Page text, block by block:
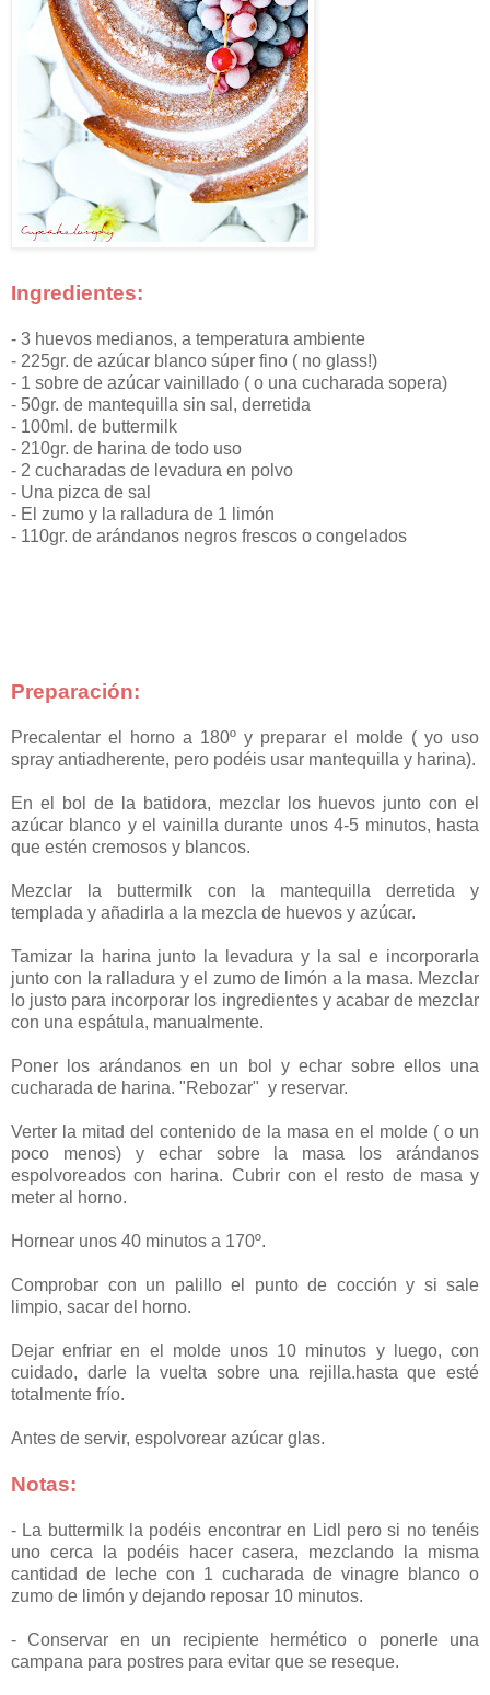
Ingredientes:
- 3 huevos medianos, a temperatura ambiente
- 225gr. de azúcar blanco súper fino ( no glass!)
- 1 sobre de azúcar vainillado ( o una cucharada sopera)
- 50gr. de mantequilla sin sal, derretida
- 100ml. de buttermilk
- 210gr. de harina de todo uso
- 2 cucharadas de levadura en polvo
- Una pizca de sal
- El zumo y la ralladura de 1 limón
- 110gr. de arándanos negros frescos o congelados
Preparación:
Precalentar el horno a 180º y preparar el molde ( yo uso
spray antiadherente, pero podéis usar mantequilla y harina).
En el bol de la batidora, mezclar los huevos junto con el
azúcar blanco y el vainilla durante unos 4-5 minutos, hasta
que estén cremosos y blancos.
Mezclar la buttermilk con la mantequilla derretida y
templada y añadirla a la mezcla de huevos y azúcar.
Tamizar la harina junto la levadura y la sal e incorporarla
junto con la ralladura y el zumo de limón a la masa. Mezclar
lo justo para incorporar los ingredientes y acabar de mezclar
con una espátula, manualmente.
Poner los arándanos en un bol y echar sobre ellos una
cucharada de harina. "Rebozar" y reservar.
Verter la mitad del contenido de la masa en el molde ( o un
poco menos) y echar sobre la masa los arándanos
espolvoreados con harina. Cubrir con el resto de masa y
meter al horno.
Hornear unos 40 minutos a 170º.
Comprobar con un palillo el punto de cocción y si sale
limpio, sacar del horno.
Dejar enfriar en el molde unos 10 minutos y luego, con
cuidado, darle la vuelta sobre una rejilla.hasta que esté
totalmente frío.
Antes de servir, espolvorear azúcar glas.
Notas:
- La buttermilk la podéis encontrar en Lidl pero si no tenéis
uno cerca la podéis hacer casera, mezclando la misma
cantidad de leche con 1 cucharada de vinagre blanco o
zumo de limón y dejando reposar 10 minutos.
- Conservar en un recipiente hermético o ponerle una
campana para postres para evitar que se reseque.